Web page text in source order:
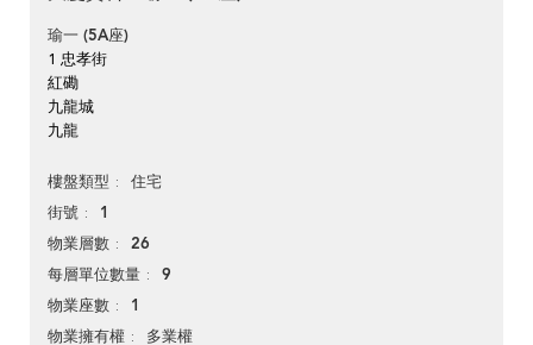
瑜一 (5A座)
1 忠孝街
紅磡
九龍城
九龍
樓盤類型 住宅
街號 1
物業層數 26
每層單位數量 9
物業座數 1
物業擁有權 多業權